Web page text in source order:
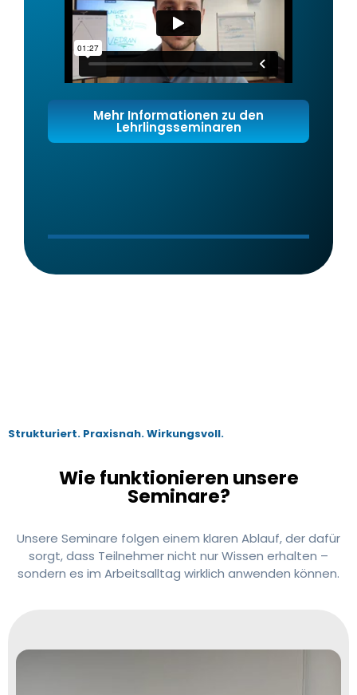
Mehr Informationen zu den
Lehrlingsseminaren
Strukturiert. Praxisnah. Wirkungsvoll.
Wie funktionieren unsere
Seminare?
Unsere Seminare folgen einem klaren Ablauf, der dafür
sorgt, dass Teilnehmer nicht nur Wissen erhalten –
sondern es im Arbeitsalltag wirklich anwenden können.